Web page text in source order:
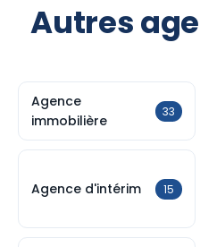
Autres
Agence
immobilière
33
Agence d'intérim 15